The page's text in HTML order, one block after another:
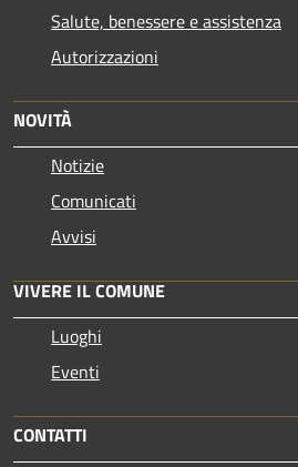
Salute, benessere e assistenza
Autorizzazioni
NOVITÀ
Notizie
Comunicati
Avvisi
VIVERE IL COMUNE
Luoghi
Eventi
CONTATTI